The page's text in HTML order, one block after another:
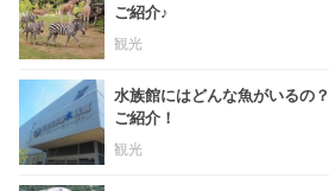
ご紹介♪
観光
水族館にはどんな魚がいるの
ご紹介！
観光